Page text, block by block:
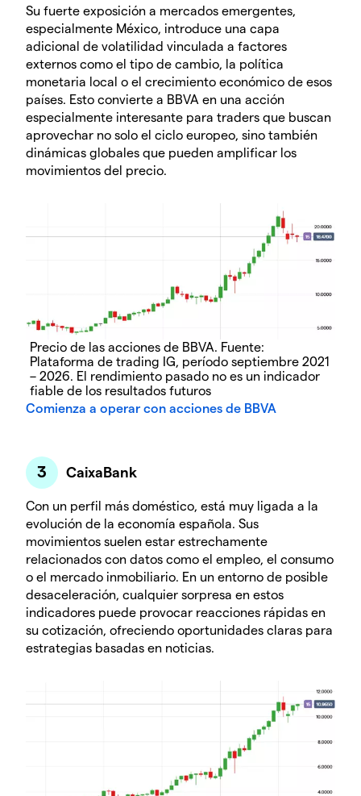
Su fuerte exposición a mercados emergentes,
especialmente México, introduce una capa
adicional de volatilidad vinculada a factores
externos como el tipo de cambio, la política
monetaria local o el crecimiento económico de esos
países. Esto convierte a BBVA en una acción
especialmente interesante para traders que buscan
aprovechar no solo el ciclo europeo, sino también
dinámicas globales que pueden amplificar los
movimientos del precio.
Precio de las acciones de BBVA. Fuente:
Plataforma de trading IG, período septiembre 2021
– 2026. El rendimiento pasado no es un indicador
fiable de los resultados futuros
Comienza a operar con acciones de BBVA
CaixaBank
Con un perfil más doméstico, está muy ligada a la
evolución de la economía española. Sus
movimientos suelen estar estrechamente
relacionados con datos como el empleo, el consumo
o el mercado inmobiliario. En un entorno de posible
desaceleración, cualquier sorpresa en estos
indicadores puede provocar reacciones rápidas en
su cotización, ofreciendo oportunidades claras para
estrategias basadas en noticias.